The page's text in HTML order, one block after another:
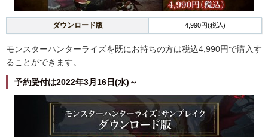
ダウンロード版 4,990円(税込)
モンスターハンターライズを既にお持ちの方は税込4,990円で購入す
ることができます。
予約受付は2022年3月16日(水)～